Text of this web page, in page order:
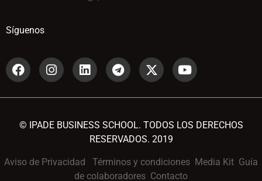
Síguenos
© IPADE BUSINESS SCHOOL. TODOS LOS DERECHOS
RESERVADOS. 2019
Aviso de Privacidad Términos y condiciones Media Kit Guía
de colaboradores Contacto